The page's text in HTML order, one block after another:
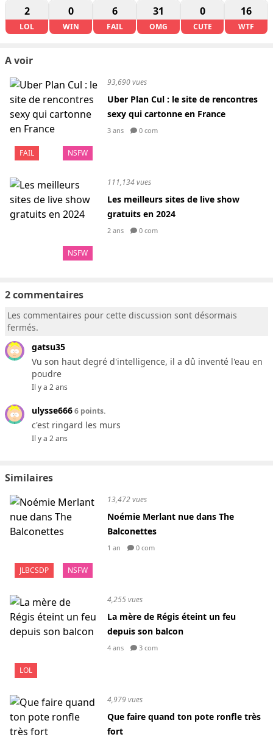
2
LOL
0
WIN
6
FAIL
31
OMG
0
CUTE
16
WTF
A voir
FAIL NSFW
93,690 vues
Uber Plan Cul : le site de rencontres
sexy qui cartonne en France
3 ans 0 com
NSFW
111,134 vues
Les meilleurs sites de live show
gratuits en 2024
2 ans 0 com
2 commentaires
Les commentaires pour cette discussion sont désormais
fermés.
gatsu35
Vu son haut degré d'intelligence, il a dû inventé l'eau en
poudre
Il y a 2 ans
ulysse6666 points.
c'est ringard les murs
Il y a 2 ans
Similaires
JLBCSDP NSFW
13,472 vues
Noémie Merlant nue dans The
Balconettes
1 an 0 com
LOL
4,255 vues
La mère de Régis éteint un feu
depuis son balcon
4 ans 3 com
4,979 vues
Que faire quand ton pote ronfle très
fort